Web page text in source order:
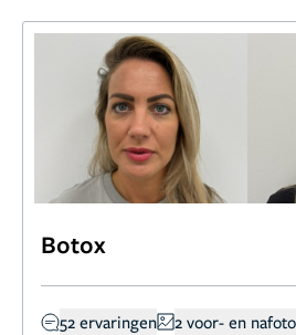
Botox
52 ervaringen 2 voor- en